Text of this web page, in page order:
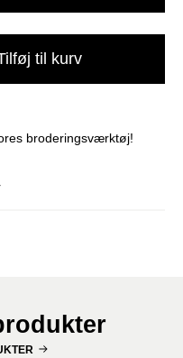
til kurv
broderingsværktøj!